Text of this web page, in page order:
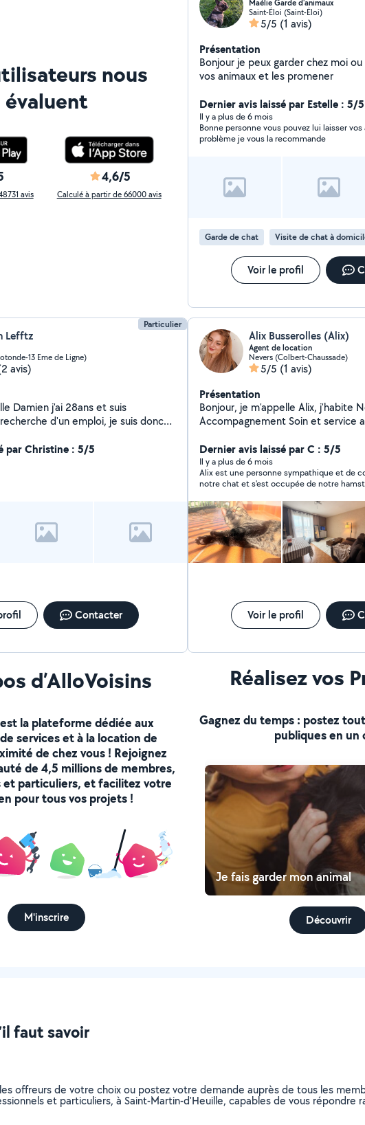
nous
évaluent
avis
4,6/5
Calculé à partir de 66000 avis
Maélie Garde d'animaux
Saint-Éloi (Saint-Éloi)
5/5 (1 avis)
Présentation
Bonjour je peux garder chez moi
vos animaux et les promener
Dernier avis laissé par Estelle : 5/5
Il y a plus de 6 mois
Bonne personne vous pouvez lui laisser vos
problème je vous la recommande
Garde de chat Visite de chat à
Voir le profil
Particulier
Lefftz
13 Eme de Ligne)
avis)
Damien j'ai 28ans et suis
d'un emploi, je suis donc
animaux, la nature et le
débrouillard pour résoudre
Mes hobbies sont la
par Christine : 5/5
Contacter
Alix Busserolles (Alix)
Agent de location
Nevers (Colbert-Chaussade)
5/5 (1 avis)
Présentation
Bonjour, je m'appelle Alix, j'habite
Accompagnement Soin et service
enfance ainsi que les personne en
handicap. J'ai travaillé plusieurs années en maison de
retraite. Je ferai de mon mieux
même à la dernière minute, pour
faire les courses d'une personnes
vos animaux ainsi que les sortir. Je suis polyvalente
souriante et contentes d'aider les
difficulté. J'ai toujours grandi avec des animaux, je
serais me faire écouter aussi bien
Dernier avis laissé par C : 5/5
Il y a plus de 6 mois
Alix est une personne sympathique et de
notre chat et s'est occupée de notre
Voir le profil
d’AlloVoisins
la plateforme dédiée aux
services et à la location de
de chez vous ! Rejoignez
de 4,5 millions de membres,
et particuliers, et facilitez votre
pour tous vos projets !
M'inscrire
Réalisez vos
Gagnez du temps : postez
publiques en un
Je fais garder mon animal
Découvrir
faut savoir
offreurs de votre choix ou postez votre demande auprès de tous les
et particuliers, à Saint-Martin-d'Heuille, capables de vous répondre